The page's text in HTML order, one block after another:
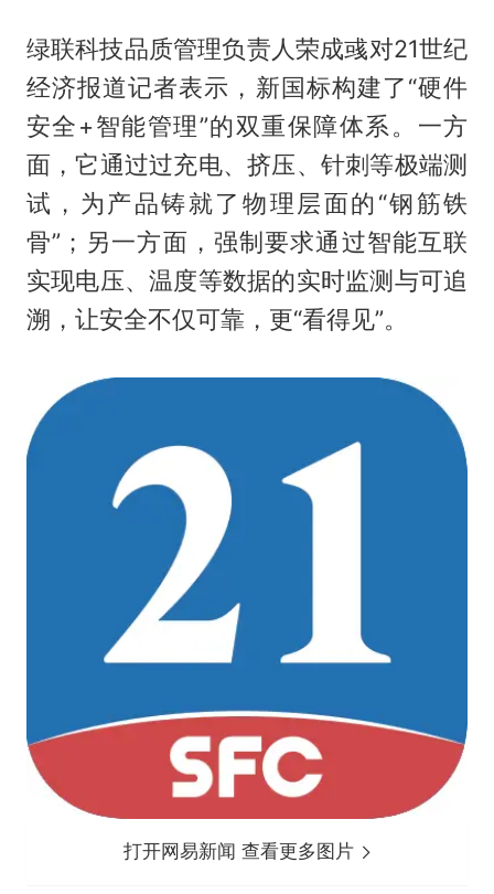
绿联科技品质管理负责人荣成彧对21世纪
经济报道记者表示，新国标构建了“硬件
安全+智能管理”的双重保障体系。一方
面，它通过过充电、挤压、针刺等极端测
试，为产品铸就了物理层面的“钢筋铁
骨”；另一方面，强制要求通过智能互联
实现电压、温度等数据的实时监测与可追
溯，让安全不仅可靠，更“看得见”。
打开网易新闻 查看更多图片